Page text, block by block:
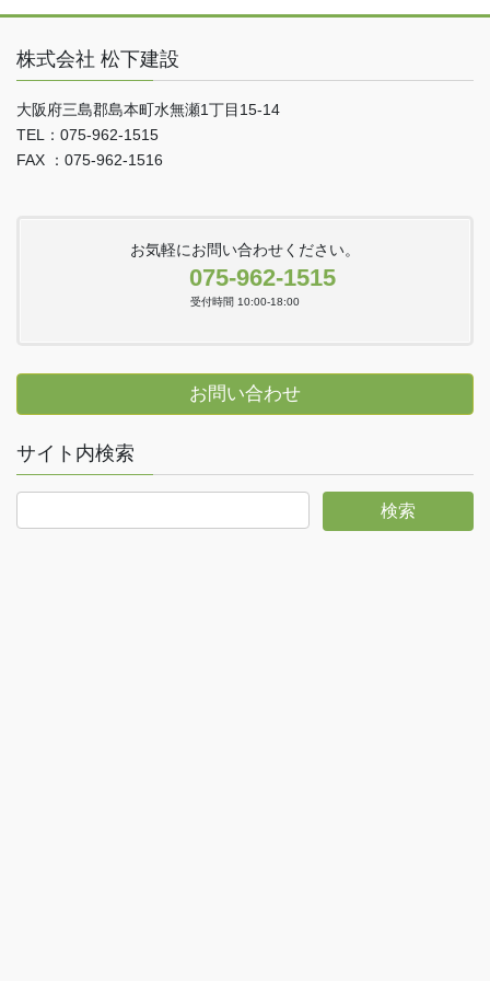
株式会社 松下建設
大阪府三島郡島本町水無瀬1丁目15-14
TEL：075-962-1515
FAX ：075-962-1516
お気軽にお問い合わせください。
075-962-1515
受付時間 10:00-18:00
お問い合わせ
サイト内検索